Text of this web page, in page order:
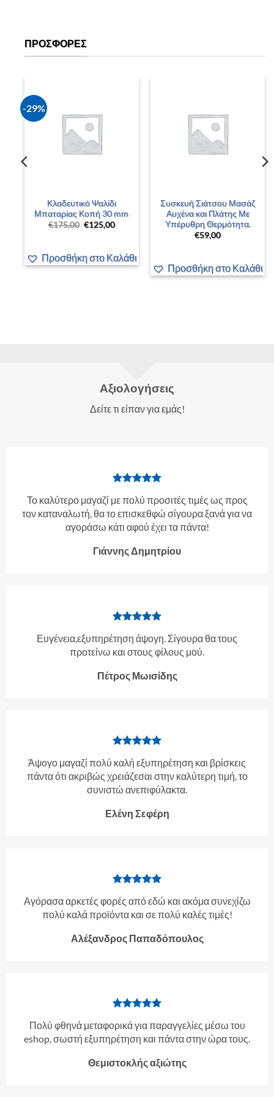
ΠΡΟΣΦΟΡΈΣ
-29%
Κλαδευτικό Ψαλίδι
Μπαταρίας Κοπή 30 mm
€175,00 Original
€125,00Η
€125,00.
Προσθήκη στο Καλάθι
Συσκευή Σιάτσου Μασάζ
Αυχένα και Πλάτης Με
Υπέρυθρη Θερμότητα.
€59,00
Προσθήκη στο Καλάθι
Αξιολογήσεις
Δείτε τι είπαν για εμάς!
Το καλύτερο μαγαζί με πολύ προσιτές τιμές ως προς
τον καταναλωτή, θα το επισκεθφώ σίγουρα ξανά για να
αγοράσω κάτι αφού έχει τα πάντα!
Γιάννης Δημητρίου
Ευγένεια,εξυπηρέτηση άψογη. Σίγουρα θα τους
προτείνω και στους φίλους μού.
Πέτρος Μωισίδης
Άψογο μαγαζί πολύ καλή εξυπηρέτηση και βρίσκεις
πάντα ότι ακριβώς χρειάζεσαι στην καλύτερη τιμή, το
συνιστώ ανεπιφύλακτα.
Ελένη Σεφέρη
Αγόρασα αρκετές φορές από εδώ και ακόμα συνεχίζω
πολύ καλά προϊόντα και σε πολύ καλές τιμές!
Αλέξανδρος Παπαδόπουλος
Πολύ φθηνά μεταφορικά για παραγγελίες μέσω του
eshop, σωστή εξυπηρέτηση και πάντα στην ώρα τους.
Θεμιστοκλής αξιώτης